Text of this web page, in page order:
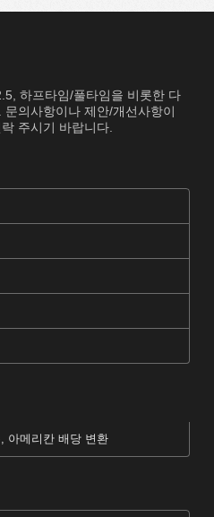
하프타임/풀타임을 비롯한 다
의사항이나 제안/개선사항이
주시기 바랍니다.
아메리칸 배당 변환